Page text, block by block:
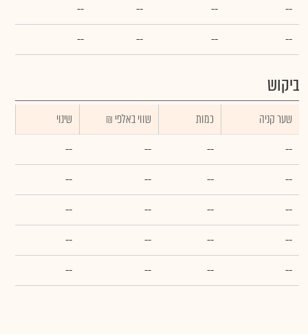
--
--
--
--
--
--
--
--
ביקוש
שער קניה כמות ₪ שווי באלפי
שינוי
--
--
--
--
--
--
--
--
--
--
--
--
--
--
--
--
--
--
--
--